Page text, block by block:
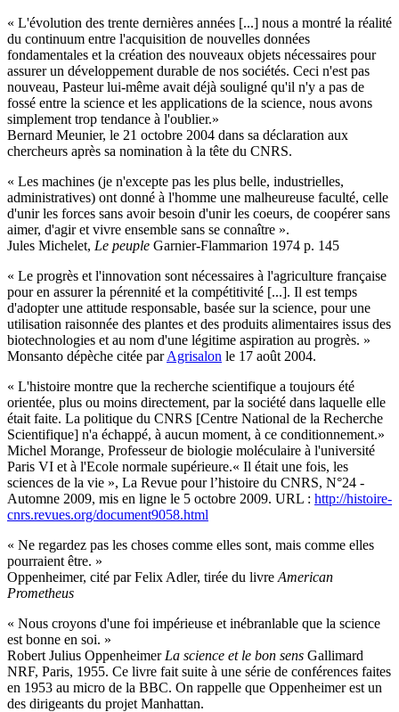
« L'évolution des trente dernières années [...] nous a montré la réalité
du continuum entre l'acquisition de nouvelles données
fondamentales et la création des nouveaux objets nécessaires pour
assurer un développement durable de nos sociétés. Ceci n'est pas
nouveau, Pasteur lui-même avait déjà souligné qu'il n'y a pas de
fossé entre la science et les applications de la science, nous avons
simplement trop tendance à l'oublier.»
Bernard Meunier, le 21 octobre 2004 dans sa déclaration aux
chercheurs après sa nomination à la tête du CNRS.
« Les machines (je n'excepte pas les plus belle, industrielles,
administratives) ont donné à l'homme une malheureuse faculté, celle
d'unir les forces sans avoir besoin d'unir les coeurs, de coopérer sans
aimer, d'agir et vivre ensemble sans se connaître ».
Jules Michelet, Le peuple Garnier-Flammarion 1974 p. 145
« Le progrès et l'innovation sont nécessaires à l'agriculture française
pour en assurer la pérennité et la compétitivité [...]. Il est temps
d'adopter une attitude responsable, basée sur la science, pour une
utilisation raisonnée des plantes et des produits alimentaires issus des
biotechnologies et au nom d'une légitime aspiration au progrès. »
Monsanto dépèche citée parAgrisalon le 17 août 2004.
« L'histoire montre que la recherche scientifique a toujours été
orientée, plus ou moins directement, par la société dans laquelle elle
était faite. La politique du CNRS [Centre National de la Recherche
Scientifique] n'a échappé, à aucun moment, à ce conditionnement.»
Michel Morange, Professeur de biologie moléculaire à l'université
Paris VI et à l'Ecole normale supérieure.« Il était une fois, les
sciences de la vie », La Revue pour l’histoire du CNRS, N°24 -
Automne 2009, mis en ligne le 5 octobre 2009. URL : http://histoire-
cnrs.revues.org/document9058.html
« Ne regardez pas les choses comme elles sont, mais comme elles
pourraient être. »
Oppenheimer, cité par Felix Adler, tirée du livre American
Prometheus
« Nous croyons d'une foi impérieuse et inébranlable que la science
est bonne en soi. »
Robert Julius Oppenheimer La science et le bon sens Gallimard
NRF, Paris, 1955. Ce livre fait suite à une série de conférences faites
en 1953 au micro de la BBC. On rappelle que Oppenheimer est un
des dirigeants du projet Manhattan.